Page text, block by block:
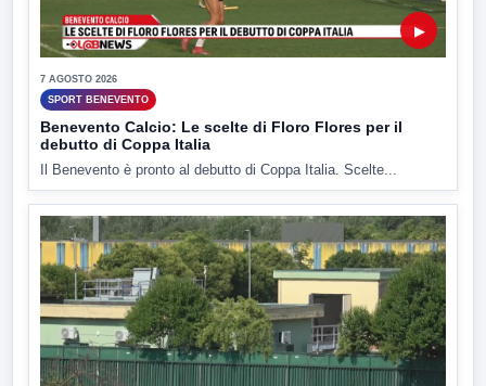
▶
7 AGOSTO 2026
SPORT BENEVENTO
Benevento Calcio: Le scelte di Floro Flores per il
debutto di Coppa Italia
Il Benevento è pronto al debutto di Coppa Italia. Scelte...